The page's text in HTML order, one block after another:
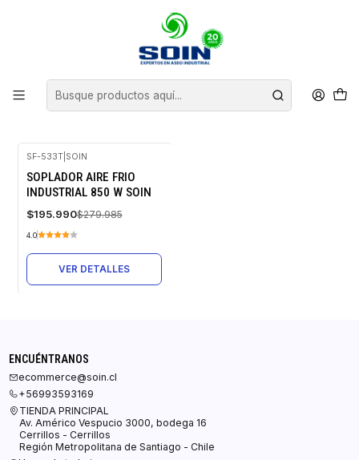
EQUIPOS DE ASEO
SOPLADOR DE AIRE
FILTROS
-30%
OFF
SF-533T| SOIN
SOPLADOR AIRE FRIO
INDUSTRIAL 850 W SOIN
$195.990$279.985
4.0
VER DETALLES
ENCUÉNTRANOS
ecommerce@soin.cl
+56993593169
TIENDA PRINCIPAL
Av. Américo Vespucio 3000, bodega 16
Cerrillos - Cerrillos
Región Metropolitana de Santiago - Chile